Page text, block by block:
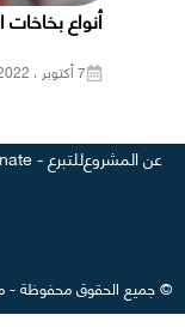
أنواع
7 أكتوبر ، 2022
عن المشروعللتبرع - donate
©جميع الحقوق محفوظة-